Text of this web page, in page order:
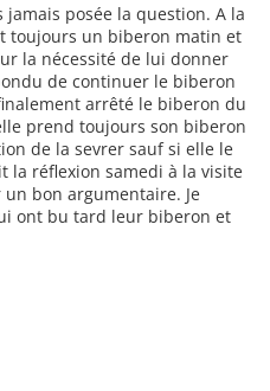
jamais posée la question. A la
toujours un biberon matin et
la nécessité de lui donner
de continuer le biberon
arrêté le biberon du
prend toujours son biberon
de la sevrer sauf si elle le
la réflexion samedi à la visite
bon argumentaire. Je
ont bu tard leur biberon et